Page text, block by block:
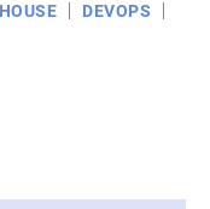
DEVOPS